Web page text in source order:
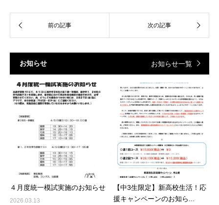
お知らせ お知らせ一覧
４月度統一模試実施のお知らせ
2026.03.13
【中3生限定】新高校生活！応
援キャンペーンのお知ら...